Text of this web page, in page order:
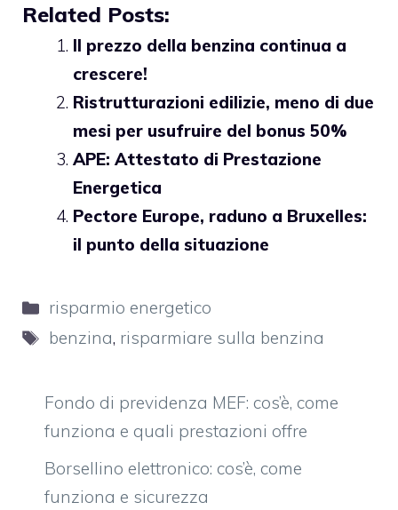
Related Posts:
Il prezzo della benzina continua a
crescere!
Ristrutturazioni edilizie, meno di due
mesi per usufruire del bonus 50%
APE: Attestato di Prestazione
Energetica
Pectore Europe, raduno a Bruxelles:
il punto della situazione
Categorie
risparmio energetico
Tag
benzina, risparmiare sulla benzina
Fondo di previdenza MEF: cos’è, come
funziona e quali prestazioni offre
Borsellino elettronico: cos’è, come
funziona e sicurezza